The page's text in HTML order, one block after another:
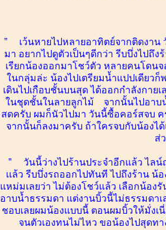
” เว้นหายไปหลายอาทิตย์จากติดงาน
มา อยากไปดูตัวเป็นๆดีกว่า รีบบึ่งไปถึ
เรียกน้องออกมาโชว์ตัว หลายคนโดน
ในกลุ่มล่ะ น้องไปเตรียมน้ำแปปเดียว
เดินไปเกือบชั้นบนสุด ได้ออกกำลังกา
ในชุดชั้นในลายลูกไม้ จากนั้นไปอาบ
สดครับ ผมก็นัวไปมา วันนี้ซื้อคอร์สจบ
จากนั้นก็ลงมาครับ ถ้าใครจบกับน้อง
ส่
” วันนี้ว่างไปร้านประจำอีกแล้ว ไลน์
เเล้ว รีบบึ่งรถออกไปทันที ไปถึงร้าน
แหม่มเลยว่า ไม่ต้องโชว์แล้ว เลือกน้อ
อาบน้ำธรรมดา แต่งานบิ้วนี้ไม่ธรรมดา
ชอบเลยผมน้องแบบนี้ ตอนผมบิ้วให้มั่งเ
จนตัวเองทนไม่ไหว ขอน้องไปสุดท